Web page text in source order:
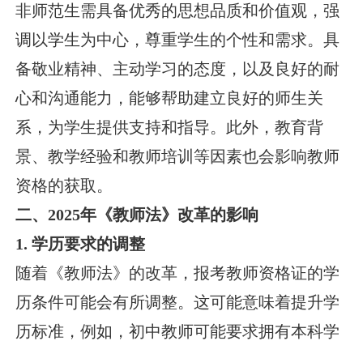
非师范生需具备优秀的思想品质和价值观，强
调以学生为中心，尊重学生的个性和需求。具
备敬业精神、主动学习的态度，以及良好的耐
心和沟通能力，能够帮助建立良好的师生关
系，为学生提供支持和指导。此外，教育背
景、教学经验和教师培训等因素也会影响教师
资格的获取。
二、2025年《教师法》改革的影响
1. 学历要求的调整
随着《教师法》的改革，报考教师资格证的学
历条件可能会有所调整。这可能意味着提升学
历标准，例如，初中教师可能要求拥有本科学